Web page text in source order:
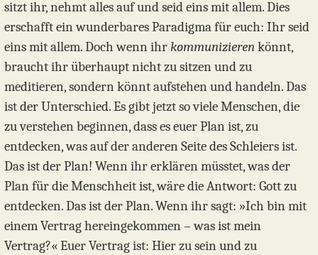
sitzt ihr, nehmt alles auf und seid eins mit allem. Dies
erschafft ein wunderbares Paradigma für euch: Ihr seid
eins mit allem. Doch wenn ihrkommunizierenkönnt,
braucht ihr überhaupt nicht zu sitzen und zu
meditieren, sondern könnt aufstehen und handeln. Das
ist der Unterschied. Es gibt jetzt so viele Menschen, die
zu verstehen beginnen, dass es euer Plan ist, zu
entdecken, was auf der anderen Seite des Schleiers ist.
Das ist der Plan! Wenn ihr erklären müsstet, was der
Plan für die Menschheit ist, wäre die Antwort: Gott zu
entdecken. Das ist der Plan. Wenn ihr sagt: »Ich bin mit
einem Vertrag hereingekommen – was ist mein
Vertrag?« Euer Vertrag ist: Hier zu sein und zu